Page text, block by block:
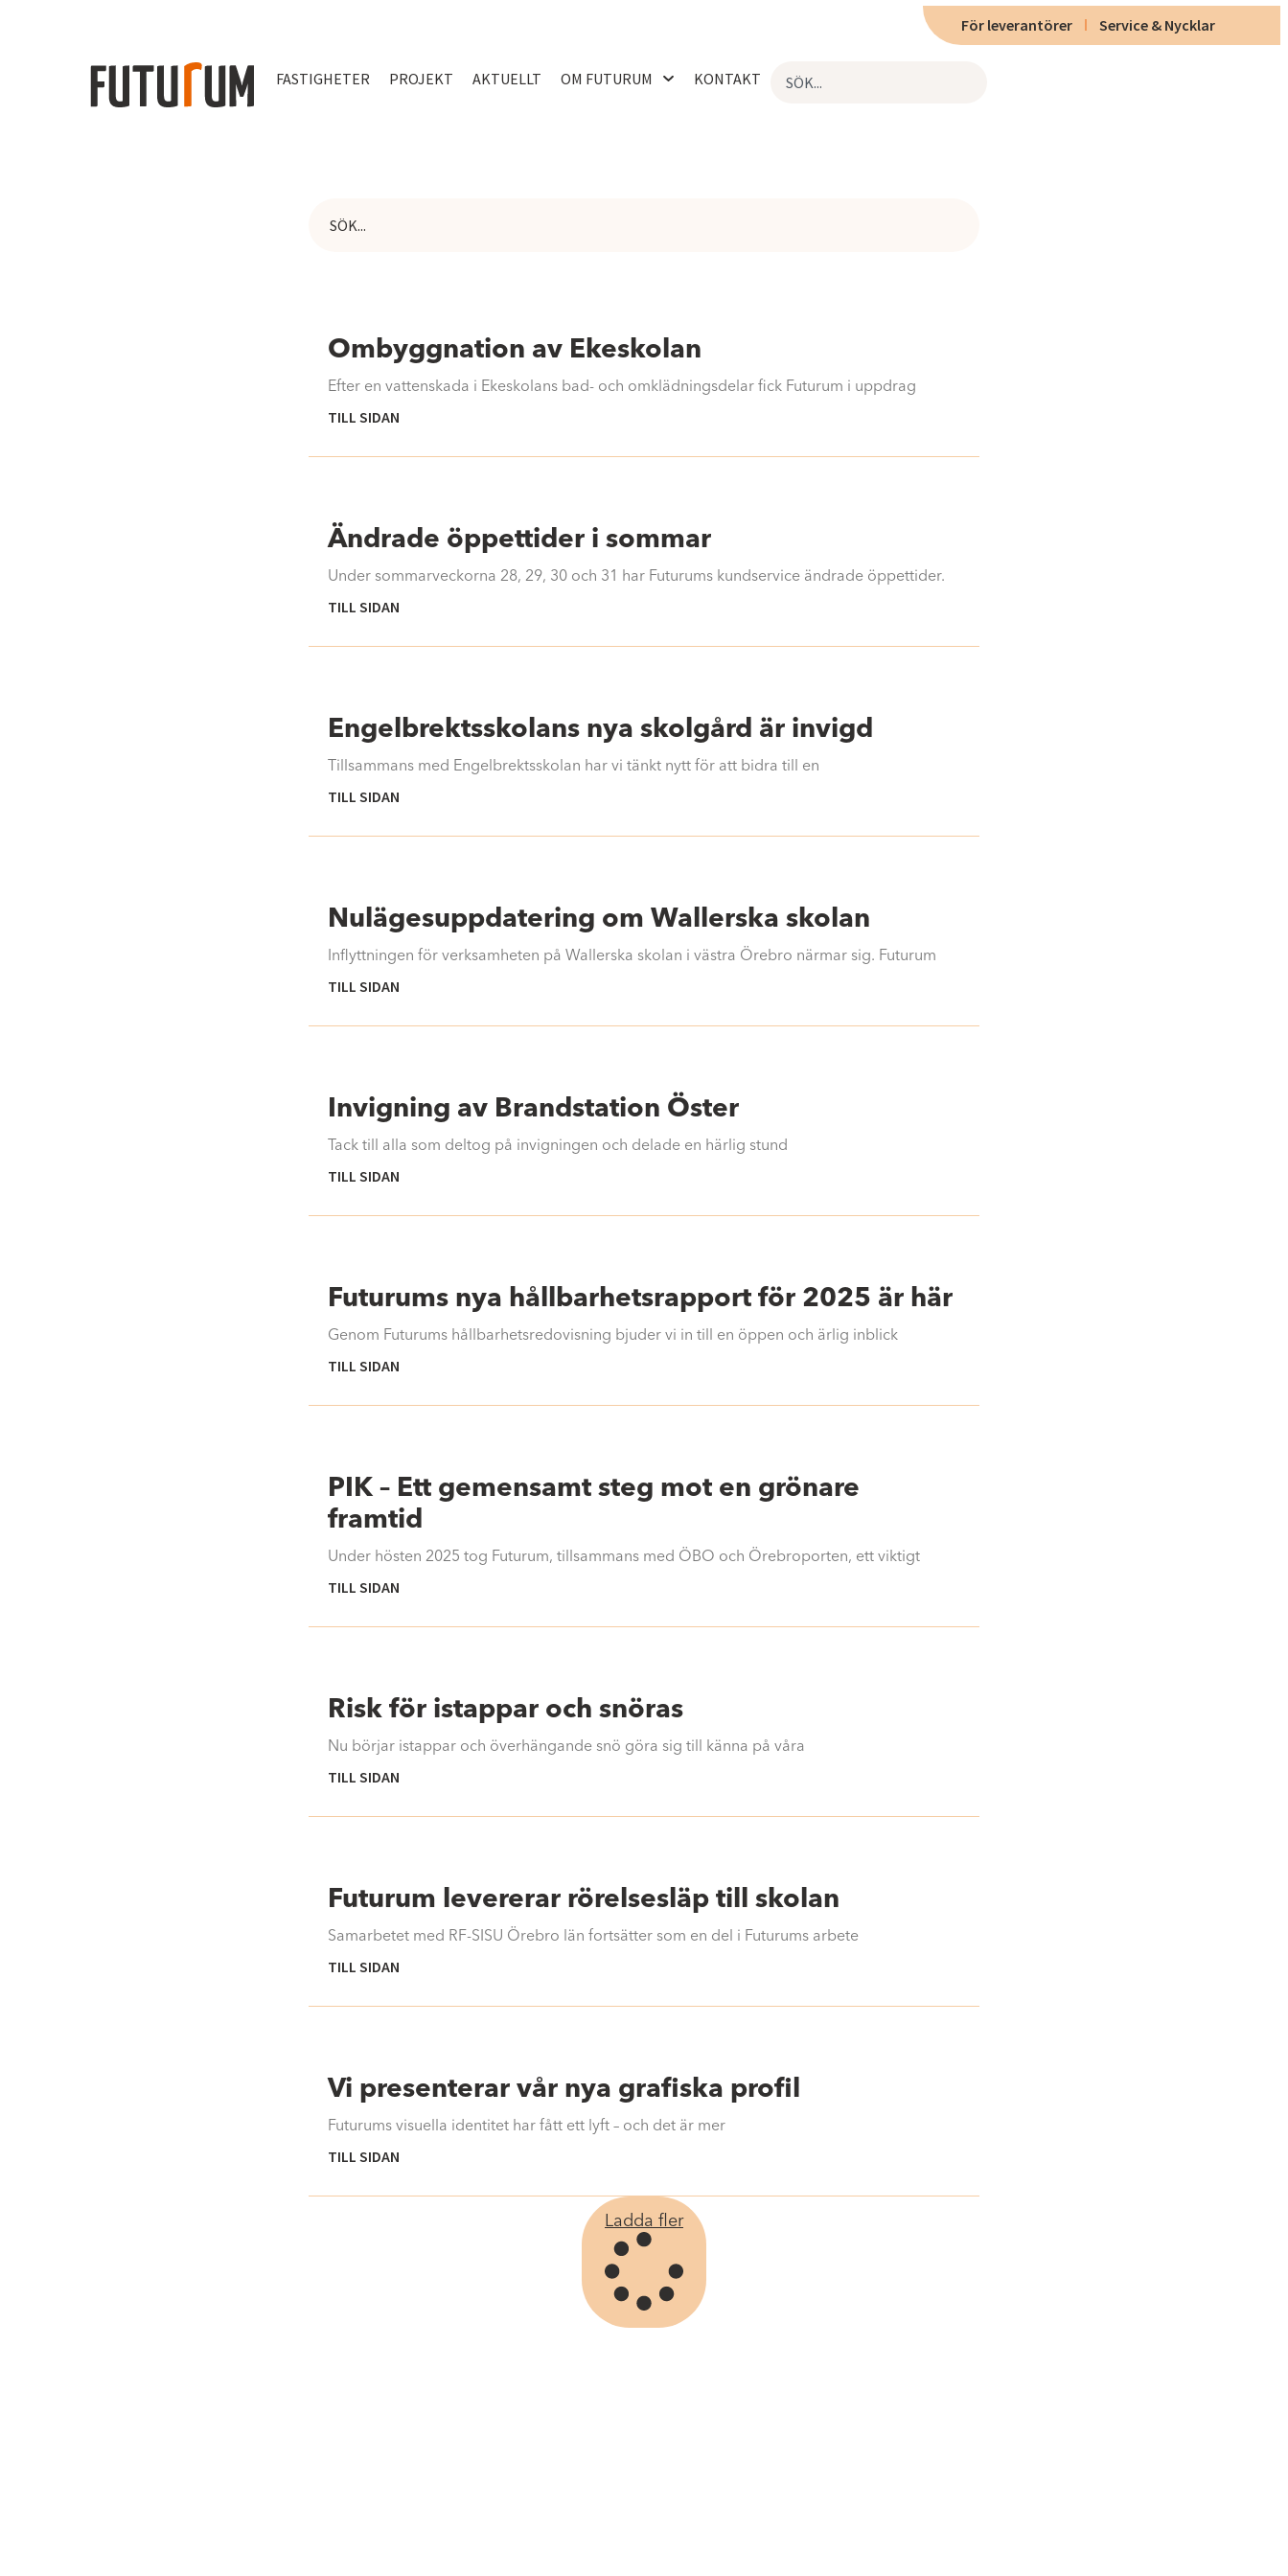
FASTIGHETER PROJEKT AKTUELLT OM FUTURUM KONTAKT
För leverantörer Service & Nycklar
Ombyggnation av Ekeskolan
Efter en vattenskada i Ekeskolans bad- och omklädningsdelar fick Futurum i uppdrag
TILL SIDAN
Ändrade öppettider i sommar
Under sommarveckorna 28, 29, 30 och 31 har Futurums kundservice ändrade öppettider.
TILL SIDAN
Engelbrektsskolans nya skolgård är invigd
Tillsammans med Engelbrektsskolan har vi tänkt nytt för att bidra till en
TILL SIDAN
Nulägesuppdatering om Wallerska skolan
Inflyttningen för verksamheten på Wallerska skolan i västra Örebro närmar sig. Futurum
TILL SIDAN
Invigning av Brandstation Öster
Tack till alla som deltog på invigningen och delade en härlig stund
TILL SIDAN
Futurums nya hållbarhetsrapport för 2025 är här
Genom Futurums hållbarhetsredovisning bjuder vi in till en öppen och ärlig inblick
TILL SIDAN
PIK – Ett gemensamt steg mot en grönare
framtid
Under hösten 2025 tog Futurum, tillsammans med ÖBO och Örebroporten, ett viktigt
TILL SIDAN
Risk för istappar och snöras
Nu börjar istappar och överhängande snö göra sig till känna på våra
TILL SIDAN
Futurum levererar rörelsesläp till skolan
Samarbetet med RF-SISU Örebro län fortsätter som en del i Futurums arbete
TILL SIDAN
Vi presenterar vår nya grafiska profil
Futurums visuella identitet har fått ett lyft – och det är mer
TILL SIDAN
Ladda fler